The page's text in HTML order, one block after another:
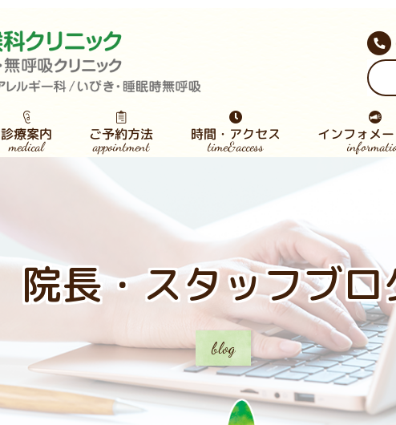
診療案内
medical
ご予約方法
appointment
時間・アクセス
time&access
インフォメ
院長・スタッフブロ
blog